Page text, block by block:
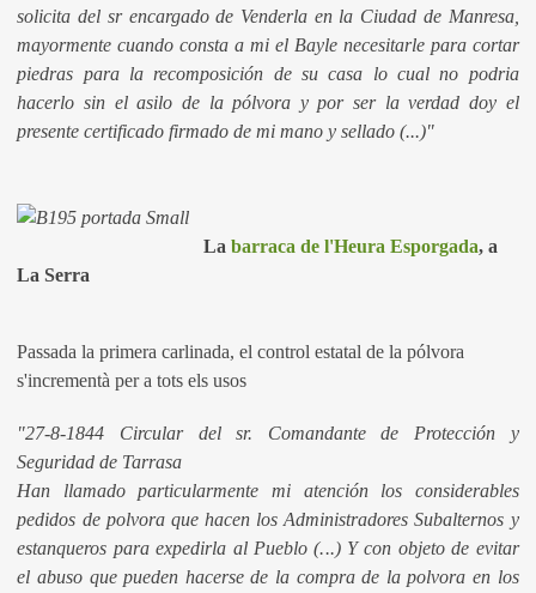
solicita del sr encargado de Venderla en la Ciudad de Manresa,
mayormente cuando consta a mi el Bayle necesitarle para cortar
piedras para la recomposición de su casa lo cual no podria
hacerlo sin el asilo de la pólvora y por ser la verdad doy el
presente certificado firmado de mi mano y sellado (...)"
Labarraca de l'Heura Esporgada, a
La Serra
Passada la primera carlinada, el control estatal de la pólvora
s'incrementà per a tots els usos
"27-8-1844 Circular del sr. Comandante de Protección y
Seguridad de Tarrasa
Han llamado particularmente mi atención los considerables
pedidos de polvora que hacen los Administradores Subalternos y
estanqueros para expedirla al Pueblo (...) Y con objeto de evitar
el abuso que pueden hacerse de la compra de la polvora en los